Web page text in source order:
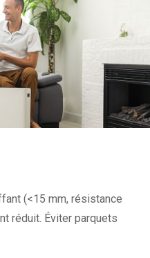
(<15 mm, résistance
réduit. Éviter parquets